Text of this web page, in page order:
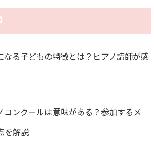
なる子どもの特徴とは？ピアノ講師が感
コンクールは意味がある？参加するメ
を解説